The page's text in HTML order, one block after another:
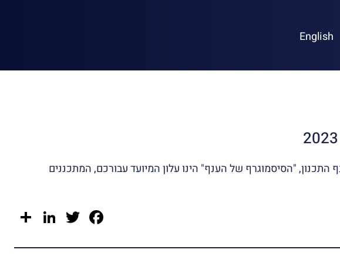
English
התכנון, "הסיסמוגרף של הענף" הינו עלון המיועד עבורכם, המתכננים
Facebook
Twitter